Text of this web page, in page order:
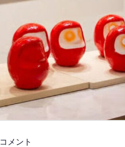
コメント